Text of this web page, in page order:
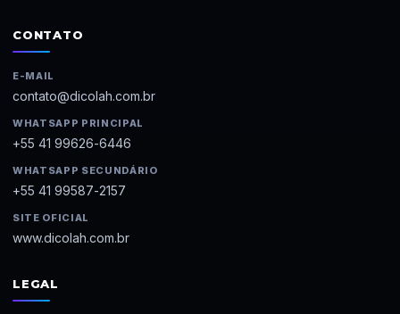
CONTATO
E-MAIL
contato@dicolah.com.br
WHATSAPP PRINCIPAL
+55 41 99626-6446
WHATSAPP SECUNDÁRIO
+55 41 99587-2157
SITE OFICIAL
www.dicolah.com.br
LEGAL